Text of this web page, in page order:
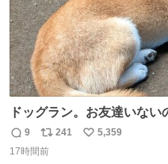
ドッグラン。お友達いな
ん。 #柴犬卯月
返
信
9
リ
ポ
241
い
5,359
17時間前